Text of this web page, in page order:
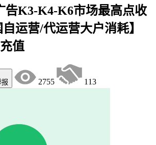
告K3-K4-K6市场最高点收
运营/代运营大户消耗】
值
报 2755 113